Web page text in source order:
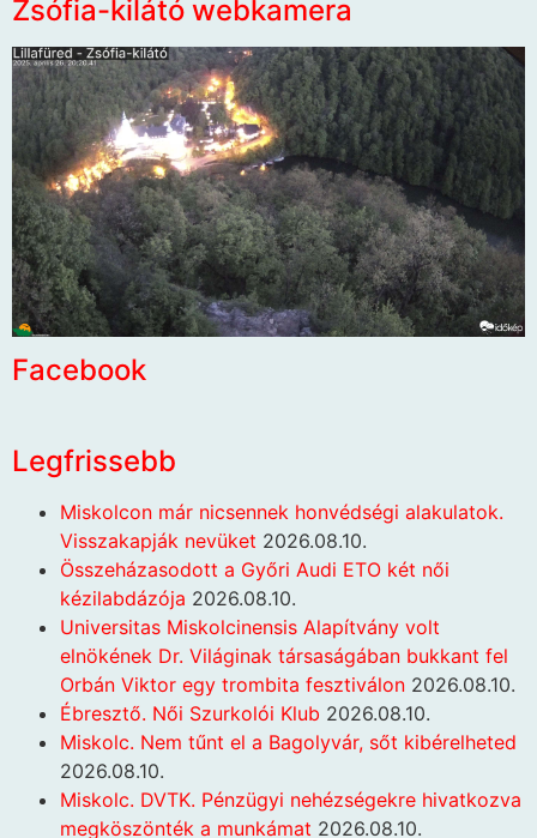
Zsófia-kilátó webkamera
Facebook
Legfrissebb
Miskolcon már nicsennek honvédségi alakulatok.
Visszakapják nevüket 2026.08.10.
Összeházasodott a Győri Audi ETO két női
kézilabdázója 2026.08.10.
Universitas Miskolcinensis Alapítvány volt
elnökének Dr. Világinak társaságában bukkant fel
Orbán Viktor egy trombita fesztiválon 2026.08.10.
Ébresztő. Női Szurkolói Klub 2026.08.10.
Miskolc. Nem tűnt el a Bagolyvár, sőt kibérelheted
2026.08.10.
Miskolc. DVTK. Pénzügyi nehézségekre hivatkozva
megköszönték a munkámat 2026.08.10.